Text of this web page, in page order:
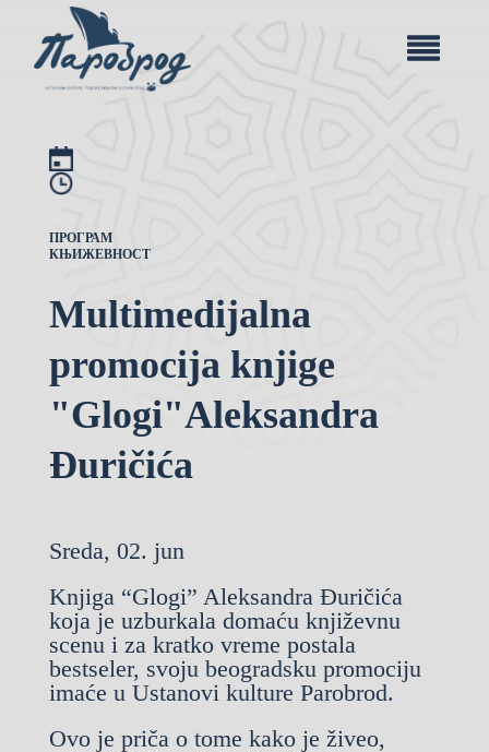
ПРОГРАМ
КЊИЖЕВНОСТ
Multimedijalna
promocija knjige
"Glogi"Aleksandra
Đuričića
Sreda, 02. jun
Knjiga “Glogi” Aleksandra Đuričića
koja je uzburkala domaću književnu
scenu i za kratko vreme postala
bestseler, svoju beogradsku promociju
imaće u Ustanovi kulture Parobrod.
Ovo je priča o tome kako je živeo,